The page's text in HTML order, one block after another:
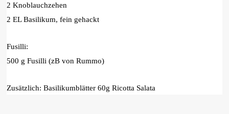
2 Knoblauchzehen
2 EL Basilikum, fein gehackt
Fusilli:
500 g Fusilli (zB von Rummo)
Zusätzlich: Basilikumblätter 60g Ricotta Salata